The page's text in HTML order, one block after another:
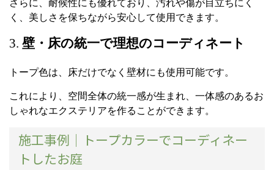
さらに、耐候性にも優れており、汚れや傷が目立ちにく
く、美しさを保ちながら安心して使用できます。
3. 壁・床の統一で理想のコーディネート
トープ色は、床だけでなく壁材にも使用可能です。
これにより、空間全体の統一感が生まれ、一体感のあるお
しゃれなエクステリアを作ることができます。
施工事例｜トープカラーでコーディネー
トしたお庭